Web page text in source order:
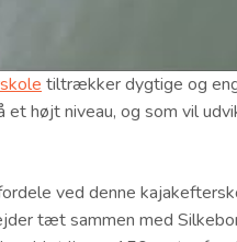
tiltrækker dygtige og
et højt niveau, og som vil
ved denne
tæt sammen med